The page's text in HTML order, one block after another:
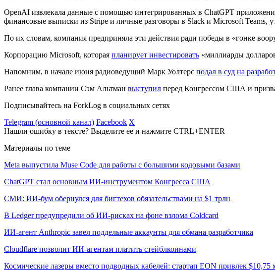
OpenAI извлекала данные с помощью интегрированных в ChatGPT
финансовые выписки из Stripe и личные разговоры в Slack и Microsoft Teams,
По их словам, компания предприняла эти действия ради победы в «гонке
Корпорацию Microsoft, которая планирует инвестировать «миллиарды
Напомним, в начале июня радиоведущий Марк Уолтерс подал в суд на
Ранее глава компании Сэм Альтман выступил перед Конгрессом США и
Подписывайтесь на ForkLog в социальных сетях
Telegram (основной канал) Facebook X
Нашли ошибку в тексте? Выделите ее и нажмите CTRL+ENTER
Материалы по теме
Meta выпустила Muse Code для работы с большими кодовыми базами
ChatGPT стал основным ИИ-инструментом Конгресса США
СМИ: ИИ-бум обернулся для бигтехов обязательствами на $1 трлн
В Ledger предупредили об ИИ-рисках на фоне взлома Coldcard
ИИ-агент Anthropic завел поддельные аккаунты для обмана разработчика
Cloudflare позволит ИИ-агентам платить стейблкоинами
Космические лазеры вместо подводных кабелей: стартап EON привлек $10,75